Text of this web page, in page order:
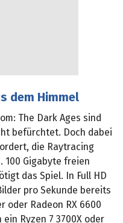
dem Himmel
The Dark Ages sind
befürchtet. Doch dabei
die Raytracing
100 Gigabyte freien
das Spiel. In Full HD
pro Sekunde bereits
oder Radeon RX 6600
Ryzen 7 3700X oder